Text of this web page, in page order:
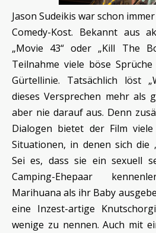
Jason Sudeikis war schon
Comedy-Kost. Bekannt aus
„Movie 43“ oder „Kill The
Teilnahme viele böse
Gürtellinie. Tatsächlich löst
dieses Versprechen mehr als
aber nie darauf aus. Denn
Dialogen bietet der Film
Situationen, in denen sich die
Sei es, dass sie ein sexuell
Camping-Ehepaar
Marihuana als ihr Baby
eine Inzest-artige
wenige zu nennen. Auch mit